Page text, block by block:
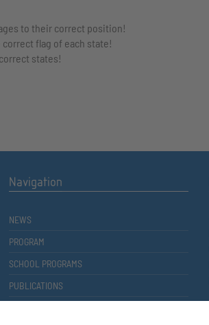
to their correct position!
correct flag of each state!
states!
Navigation
NEWS
PROGRAM
SCHOOL PROGRAMS
PUBLICATIONS